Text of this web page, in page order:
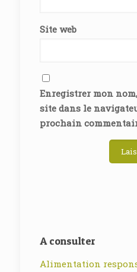
Site web
Enregistrer mon
site dans le
prochain
A consulter
Alimentation